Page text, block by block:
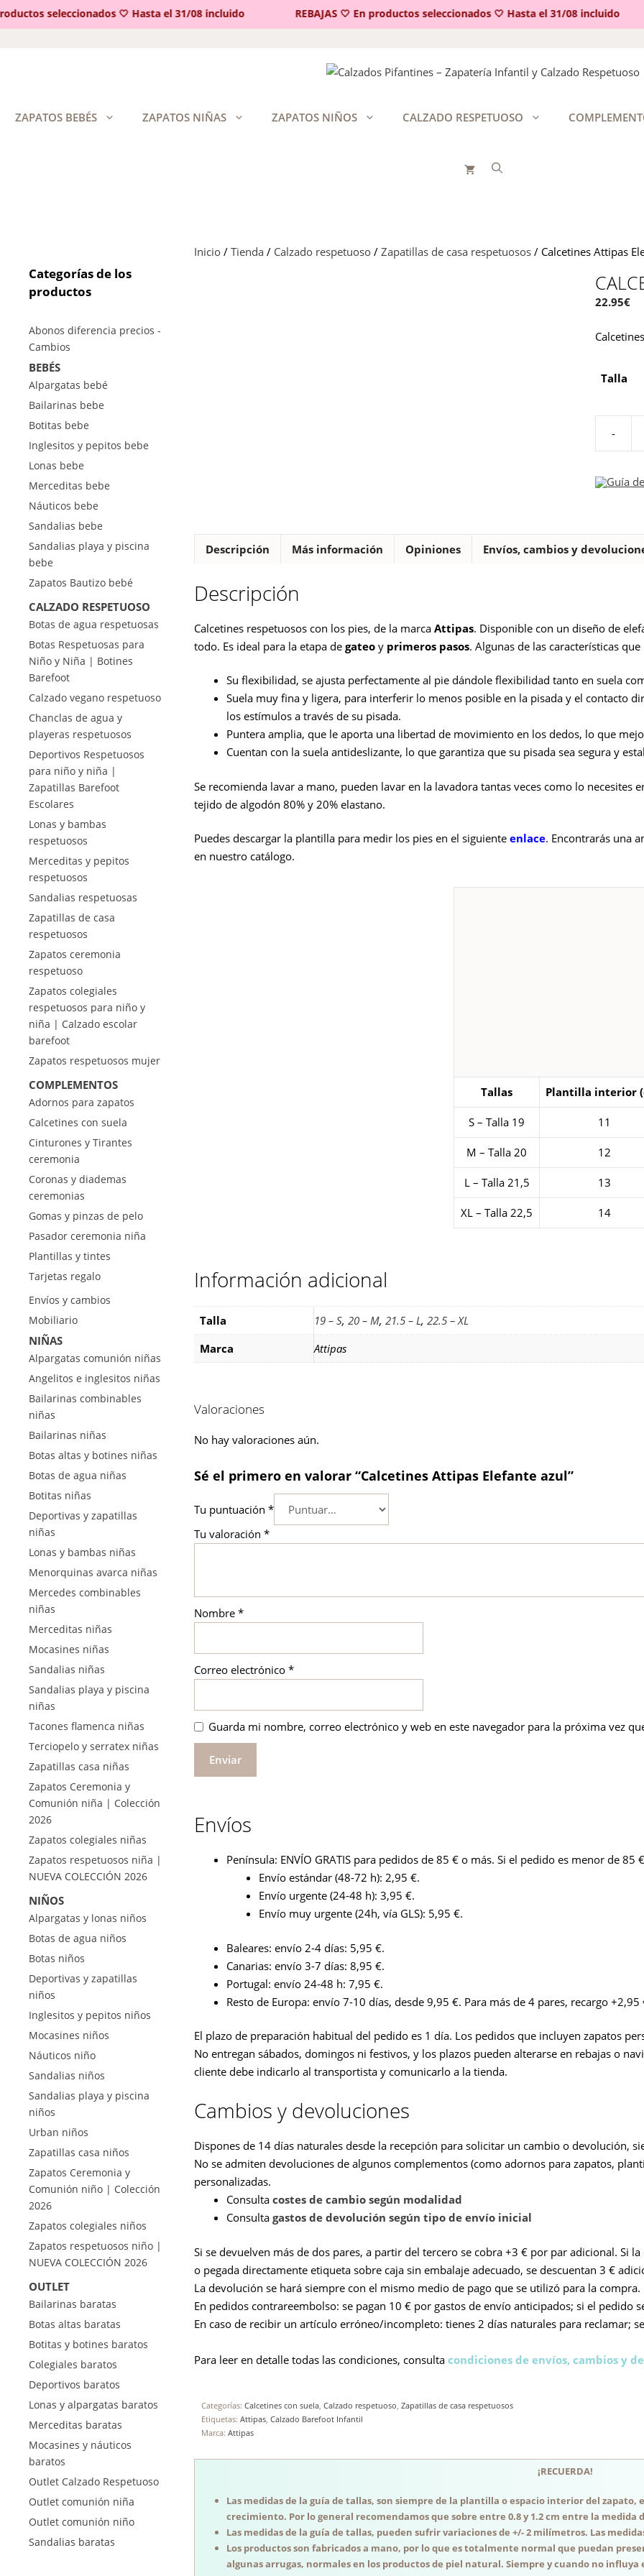
seleccionados 🤍 Hasta el 31/08 incluido REBAJAS 🤍 En productos seleccionados 🤍 Hasta el 31/08 incluido
ZAPATOS BEBÉS ZAPATOS NIÑAS ZAPATOS NIÑOS CALZADO RESPETUOSO
Inicio/ Tienda/ Calzado respetuoso/ Zapatillas de casa respetuosos/ Calcetines Attipas
22.95€
Talla
-
Elefante
Guía
Descripción Más información Opiniones Envíos, cambios y
Descripción
Calcetines respetuosos con los pies, de la marca Attipas. Disponible con un diseño de
todo. Es ideal para la etapa de gateoy primeros pasos. Algunas de las características
Su flexibilidad, se ajusta perfectamente al pie dándole flexibilidad tanto en suela
Suela muy fina y ligera, para interferir lo menos posible en la pisada y el contacto
los estímulos a través de su pisada.
Puntera amplia, que le aporta una libertad de movimiento en los dedos, lo que
Cuentan con la suela antideslizante, lo que garantiza que su pisada sea segura y
Se recomienda lavar a mano, pueden lavar en la lavadora tantas veces como lo necesites
tejido de algodón 80% y 20% elastano.
Puedes descargar la plantilla para medir los pies en el siguiente enlace. Encontrarás una
en nuestro catálogo.
Tallas Plantilla interior
S – Talla 19 11
M – Talla 20 12
L – Talla 21,5 13
XL – Talla 22,5 14
Información adicional
Talla 19 – S, 20 – M, 21.5 – L, 22.5 – XL
Marca
Attipas
Valoraciones
No hay valoraciones aún.
Sé el primero en valorar “Calcetines Attipas Elefante azul”
Tu puntuación *
Tu valoración *
Nombre *
Correo electrónico *
Guarda mi nombre, correo electrónico y web en este navegador para la próxima vez
Envíos
Península: ENVÍO GRATIS para pedidos de 85 € o más. Si el pedido es menor de 85
Envío estándar (48-72 h): 2,95 €.
Envío urgente (24-48 h): 3,95 €.
Envío muy urgente (24h, vía GLS): 5,95 €.
Baleares: envío 2-4 días: 5,95 €.
Canarias: envío 3-7 días: 8,95 €.
Portugal: envío 24-48 h: 7,95 €.
Resto de Europa: envío 7-10 días, desde 9,95 €. Para más de 4 pares, recargo +2,95
El plazo de preparación habitual del pedido es 1 día. Los pedidos que incluyen zapatos
No entregan sábados, domingos ni festivos, y los plazos pueden alterarse en rebajas o
cliente debe indicarlo al transportista y comunicarlo a la tienda.
Cambios y devoluciones
Dispones de 14 días naturales desde la recepción para solicitar un cambio o devolución,
No se admiten devoluciones de algunos complementos (como adornos para zapatos,
personalizadas.
Consulta costes de cambio según modalidad
Consulta gastos de devolución según tipo de envío inicial
Si se devuelven más de dos pares, a partir del tercero se cobra +3 € por par adicional. Si
o pegada directamente etiqueta sobre caja sin embalaje adecuado, se descuentan 3 €
La devolución se hará siempre con el mismo medio de pago que se utilizó para la compra.
En pedidos contrareembolso: se pagan 10 € por gastos de envío anticipados; si el pedido
En caso de recibir un artículo erróneo/incompleto: tienes 2 días naturales para reclamar;
Para leer en detalle todas las condiciones, consulta condiciones de envíos, cambios y
Categorías: Calcetines con suela, Calzado respetuoso Zapatillas de casa respetuosos
Etiquetas: Attipas, Calzado Barefoot Infantil
Marca: Attipas
¡RECUERDA!
Las medidas de la guía de tallas, son siempre de la plantilla o espacio interior del
crecimiento. Por lo general recomendamos que sobre entre 0.8 y 1.2 cm entre la medida
Las medidas de la guía de tallas, pueden sufrir variaciones de +/- 2 milímetros. Las
Los productos son fabricados a mano, por lo que es totalmente normal que puedan
algunas arrugas, normales en los productos de piel natural. Siempre y cuando no
Categorías de los
productos
Abonos diferencia precios -
Cambios
BEBÉS
Alpargatas bebé
Bailarinas bebe
Botitas bebe
Inglesitos y pepitos bebe
Lonas bebe
Merceditas bebe
Náuticos bebe
Sandalias bebe
Sandalias playa y piscina
bebe
Zapatos Bautizo bebé
CALZADO RESPETUOSO
Botas de agua respetuosas
Botas Respetuosas para
Niño y Niña | Botines
Barefoot
Calzado vegano respetuoso
Chanclas de agua y
playeras respetuosos
Deportivos Respetuosos
para niño y niña |
Zapatillas Barefoot
Escolares
Lonas y bambas
respetuosos
Merceditas y pepitos
respetuosos
Sandalias respetuosas
Zapatillas de casa
respetuosos
Zapatos ceremonia
respetuoso
Zapatos colegiales
respetuosos para niño y
niña | Calzado escolar
barefoot
Zapatos respetuosos mujer
COMPLEMENTOS
Adornos para zapatos
Calcetines con suela
Cinturones y Tirantes
ceremonia
Coronas y diademas
ceremonias
Gomas y pinzas de pelo
Pasador ceremonia niña
Plantillas y tintes
Tarjetas regalo
Envíos y cambios
Mobiliario
NIÑAS
Alpargatas comunión niñas
Angelitos e inglesitos niñas
Bailarinas combinables
niñas
Bailarinas niñas
Botas altas y botines niñas
Botas de agua niñas
Botitas niñas
Deportivas y zapatillas
niñas
Lonas y bambas niñas
Menorquinas avarca niñas
Mercedes combinables
niñas
Merceditas niñas
Mocasines niñas
Sandalias niñas
Sandalias playa y piscina
niñas
Tacones flamenca niñas
Terciopelo y serratex niñas
Zapatillas casa niñas
Zapatos Ceremonia y
Comunión niña | Colección
2026
Zapatos colegiales niñas
Zapatos respetuosos niña |
NUEVA COLECCIÓN 2026
NIÑOS
Alpargatas y lonas niños
Botas de agua niños
Botas niños
Deportivas y zapatillas
niños
Inglesitos y pepitos niños
Mocasines niños
Náuticos niño
Sandalias niños
Sandalias playa y piscina
niños
Urban niños
Zapatillas casa niños
Zapatos Ceremonia y
Comunión niño | Colección
2026
Zapatos colegiales niños
Zapatos respetuosos niño |
NUEVA COLECCIÓN 2026
OUTLET
Bailarinas baratas
Botas altas baratas
Botitas y botines baratos
Colegiales baratos
Deportivos baratos
Lonas y alpargatas baratos
Merceditas baratas
Mocasines y náuticos
baratos
Outlet Calzado Respetuoso
Outlet comunión niña
Outlet comunión niño
Sandalias baratas